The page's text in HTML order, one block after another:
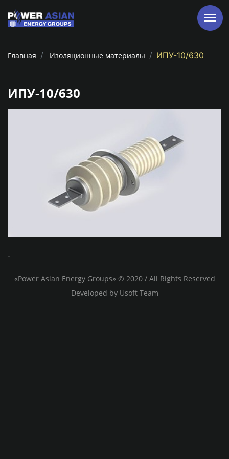
Главная Изоляционные материалы ИПУ-10/630
ИПУ-10/630
-
«Power Asian Energy Groups» © 2020 / All Rights Reserved
Developed by UsoftTeam